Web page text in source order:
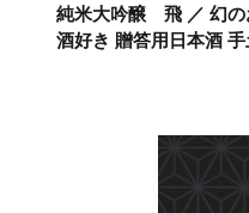
純米大吟醸 飛 ／ 幻の
酒好き 贈答用日本酒